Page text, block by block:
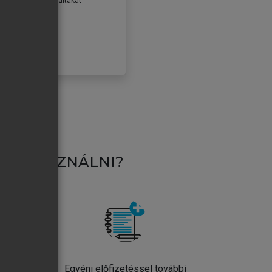
HASZNÁLNI?
Egyéni előfizetéssel további